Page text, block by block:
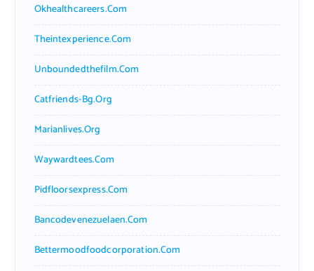
Okhealthcareers.com
Theintexperience.com
Unboundedthefilm.com
Catfriends-Bg.org
Marianlives.org
Waywardtees.com
Pidfloorsexpress.com
Bancodevenezuelaen.com
Bettermoodfoodcorporation.com